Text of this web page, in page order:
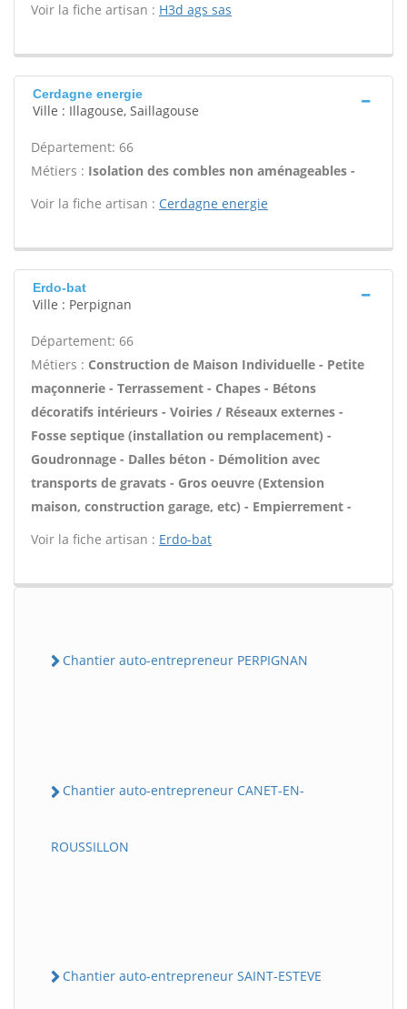
Voir la fiche artisan : H3d ags sas
Cerdagne energie
Ville : Illagouse, Saillagouse
Département: 66
Métiers : Isolation des combles non aménageables -
Voir la fiche artisan : Cerdagne energie
Erdo-bat
Ville : Perpignan
Département: 66
Métiers : Construction de Maison Individuelle - Petite
maçonnerie - Terrassement - Chapes - Bétons
décoratifs intérieurs - Voiries / Réseaux externes -
Fosse septique (installation ou remplacement) -
Goudronnage - Dalles béton - Démolition avec
transports de gravats - Gros oeuvre (Extension
maison, construction garage, etc) - Empierrement -
Voir la fiche artisan : Erdo-bat
Chantier auto-entrepreneur PERPIGNAN
Chantier auto-entrepreneur CANET-EN-
ROUSSILLON
Chantier auto-entrepreneur SAINT-ESTEVE